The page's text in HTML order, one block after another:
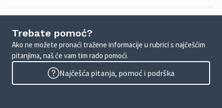
Trebate pomoć?
Ako ne možete pronaći tražene informacije u rubrici s najčešćim
pitanjima, naš će vam tim rado pomoći.
Najčešća pitanja, pomoć i podrška